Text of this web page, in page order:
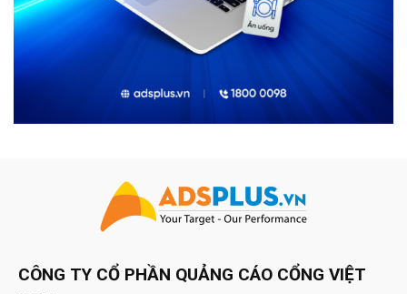
CÔNG TY CỔ PHẦN QUẢNG CÁO CỔNG VIỆT